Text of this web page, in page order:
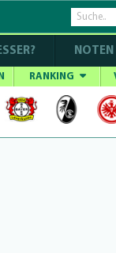
NOTEN
RANKING